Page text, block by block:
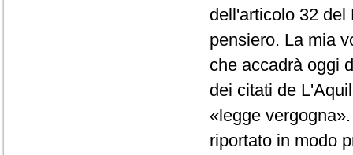
dell'articolo 32 del
pensiero. La mia
che accadrà oggi
dei citati de
«legge
riportato in modo